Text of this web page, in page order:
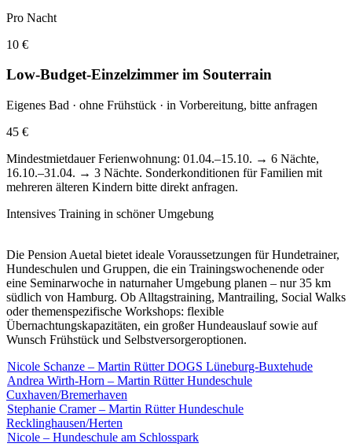
Pro Nacht
10 €
Low-Budget-Einzelzimmer im Souterrain
Eigenes Bad · ohne Frühstück · in Vorbereitung, bitte anfragen
45 €
Mindestmietdauer Ferienwohnung: 01.04.–15.10. → 6 Nächte,
16.10.–31.04. → 3 Nächte. Sonderkonditionen für Familien mit
mehreren älteren Kindern bitte direkt anfragen.
Intensives Training in schöner Umgebung
Die Pension Auetal bietet ideale Voraussetzungen für Hundetrainer,
Hundeschulen und Gruppen, die ein Trainingswochenende oder
eine Seminarwoche in naturnaher Umgebung planen – nur 35 km
südlich von Hamburg. Ob Alltagstraining, Mantrailing, Social Walks
oder themenspezifische Workshops: flexible
Übernachtungskapazitäten, ein großer Hundeauslauf sowie auf
Wunsch Frühstück und Selbstversorgeroptionen.
Nicole Schanze – Martin Rütter DOGS Lüneburg-Buxtehude
Andrea Wirth-Horn – Martin Rütter Hundeschule
Cuxhaven/Bremerhaven
Stephanie Cramer – Martin Rütter Hundeschule
Recklinghausen/Herten
Nicole – Hundeschule am Schlosspark